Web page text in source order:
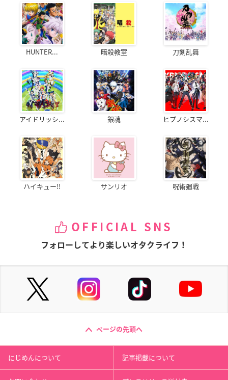
HUNTER... 暗殺教室 刀剣乱舞
アイドリッシ... 銀魂 ヒプノシスマ...
ハイキュー!! サンリオ 呪術廻戦
OFFICIAL SNS
フォローしてより楽しいオタクライフ！
ページの先頭へ
にじめんについて 記事掲載について